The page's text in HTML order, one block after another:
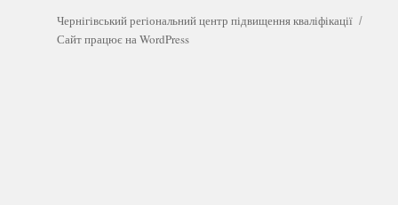
можна
пройти
у
Чернігівський регіональний центр підвищення кваліфікації
Сайт працює на WordPress